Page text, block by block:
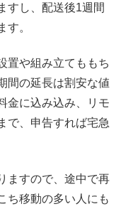
すし、配送後1週間
す。
置や組み立てももち
間の延長は割安な値
金に込み込み、リモ
で、申告すれば宅急
ますので、途中で再
ち移動の多い人にも